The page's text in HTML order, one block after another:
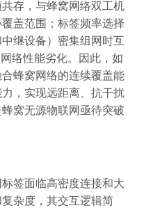
存，与蜂窝网络双工机
盖范围；标签频率选择
继设备）密集组网时互
络性能劣化。因此，如
蜂窝网络的连续覆盖能
，实现远距离、抗干扰
窝无源物联网亟待突破
签面临高密度连接和大
杂度，其交互逻辑简